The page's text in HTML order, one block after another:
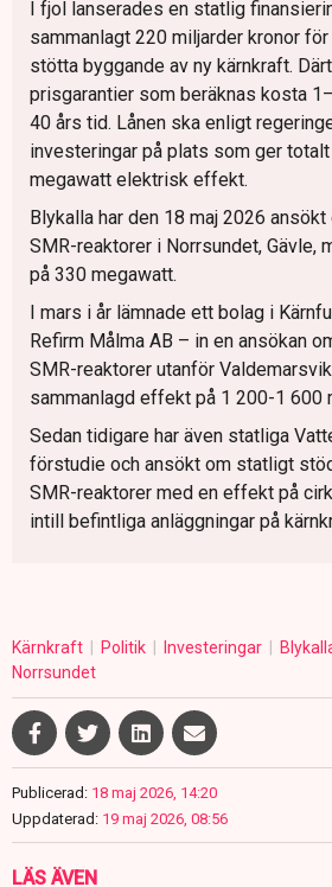
I fjol lanserades en statlig
sammanlagt 220 miljarder kronor
stötta byggande av ny kärnkraft.
prisgarantier som beräknas kosta
40 års tid. Lånen ska enligt
investeringar på plats som ger
megawatt elektrisk effekt.
Blykalla har den 18 maj 2026
SMR-reaktorer i Norrsundet, Gävle,
på 330 megawatt.
I mars i år lämnade ett bolag i
Refirm Målma AB – in en ansökan
SMR-reaktorer utanför
sammanlagd effekt på 1 200-1 600
Sedan tidigare har även statliga
förstudie och ansökt om statligt
SMR-reaktorer med en effekt på
intill befintliga anläggningar på
Kärnkraft Politik Investeringar
Norrsundet
Publicerad: 18 maj 2026, 14:20
Uppdaterad: 19 maj 2026, 08:56
LÄS ÄVEN